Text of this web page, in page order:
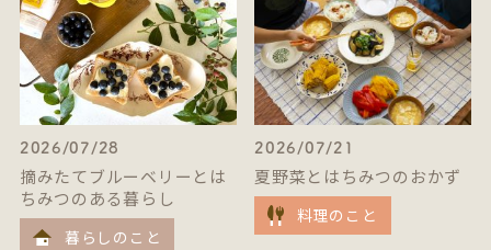
2026/07/28
摘みたてブルーベリーとは
ちみつのある暮らし
暮らしのこと
2026/07/21
夏野菜とはちみつのおかず
料理のこと